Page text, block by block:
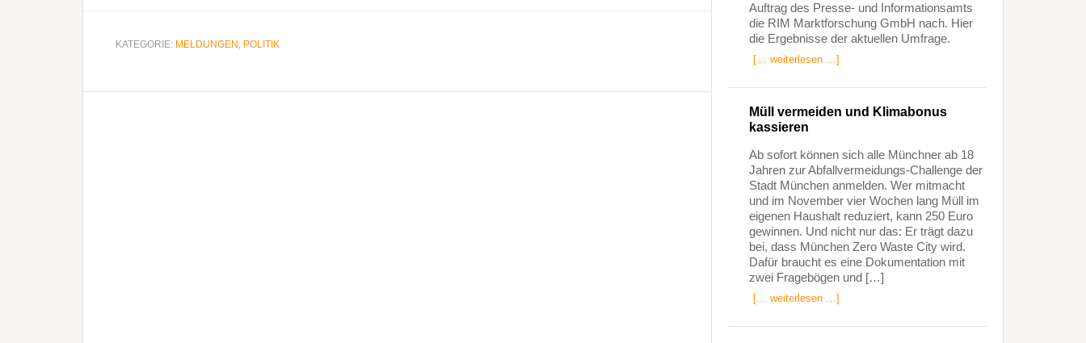
KATEGORIE: MELDUNGEN , POLITIK
Auftrag des Presse- und Informationsamts
die RIM Marktforschung GmbH nach. Hier
die Ergebnisse der aktuellen Umfrage.
[… weiterlesen …]
Müll vermeiden und Klimabonus
kassieren
Ab sofort können sich alle Münchner ab 18
Jahren zur Abfallvermeidungs-Challenge der
Stadt München anmelden. Wer mitmacht
und im November vier Wochen lang Müll im
eigenen Haushalt reduziert, kann 250 Euro
gewinnen. Und nicht nur das: Er trägt dazu
bei, dass München Zero Waste City wird.
Dafür braucht es eine Dokumentation mit
zwei Fragebögen und […]
[… weiterlesen …]